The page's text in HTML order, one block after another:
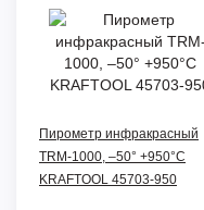
Пирометр инфракрасный
TRM-1000, –50° +950°С
KRAFTOOL 45703-950